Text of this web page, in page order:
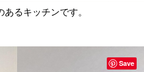
るキッチンです。
Save